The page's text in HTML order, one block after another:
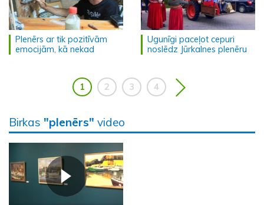
Plenērs ar tik pozitīvām
emocijām, kā nekad
Ugunīgi paceļot cepuri
noslēdz Jūrkalnes plenēru
1 2 3 4
Birkas "plenērs" video